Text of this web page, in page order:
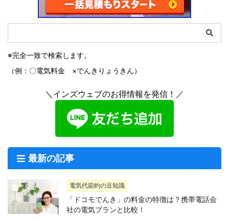
※完全一致で検索します。
（例：〇電気料金 ×でんきりょうきん）
＼インズウェブのお得情報を発信！／
最新の記事
電気代節約の豆知識
「ドコモでんき」の料金の特徴は？携帯電話会
社の電気プランと比較！